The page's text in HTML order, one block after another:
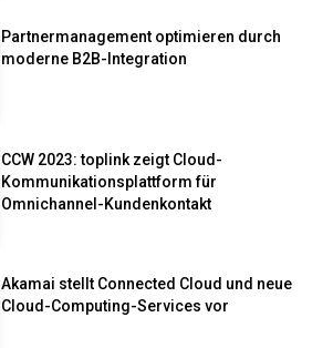
Partnermanagement optimieren durch
moderne B2B-Integration
CCW 2023: toplink zeigt Cloud-
Kommunikationsplattform für
Omnichannel-Kundenkontakt
Akamai stellt Connected Cloud und neue
Cloud-Computing-Services vor